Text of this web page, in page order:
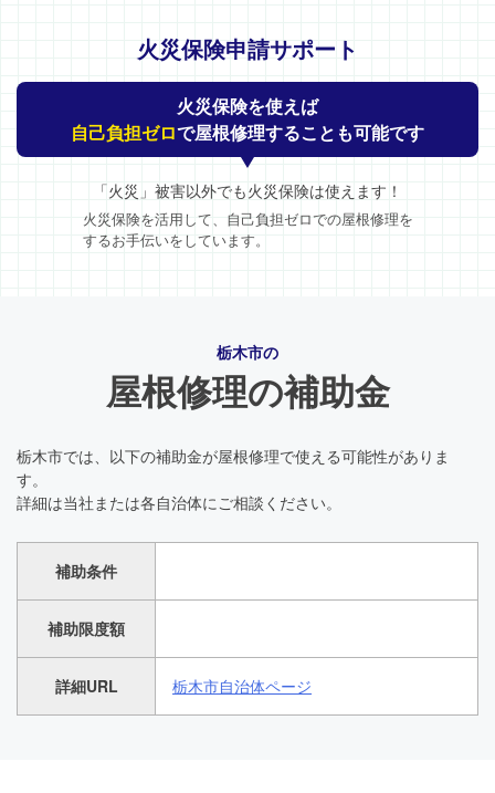
火災保険申請サポート
火災保険を使えば
自己負担ゼロで屋根修理することも可能です
「火災」被害以外でも火災保険は使えます！
火災保険を活用して、自己負担ゼロでの屋根修理を
するお手伝いをしています。
栃木市の
屋根修理の補助金
栃木市では、以下の補助金が屋根修理で使える可能性がありま
す。
詳細は当社または各自治体にご相談ください。
補助条件
補助限度額
詳細URL 栃木市自治体ページ